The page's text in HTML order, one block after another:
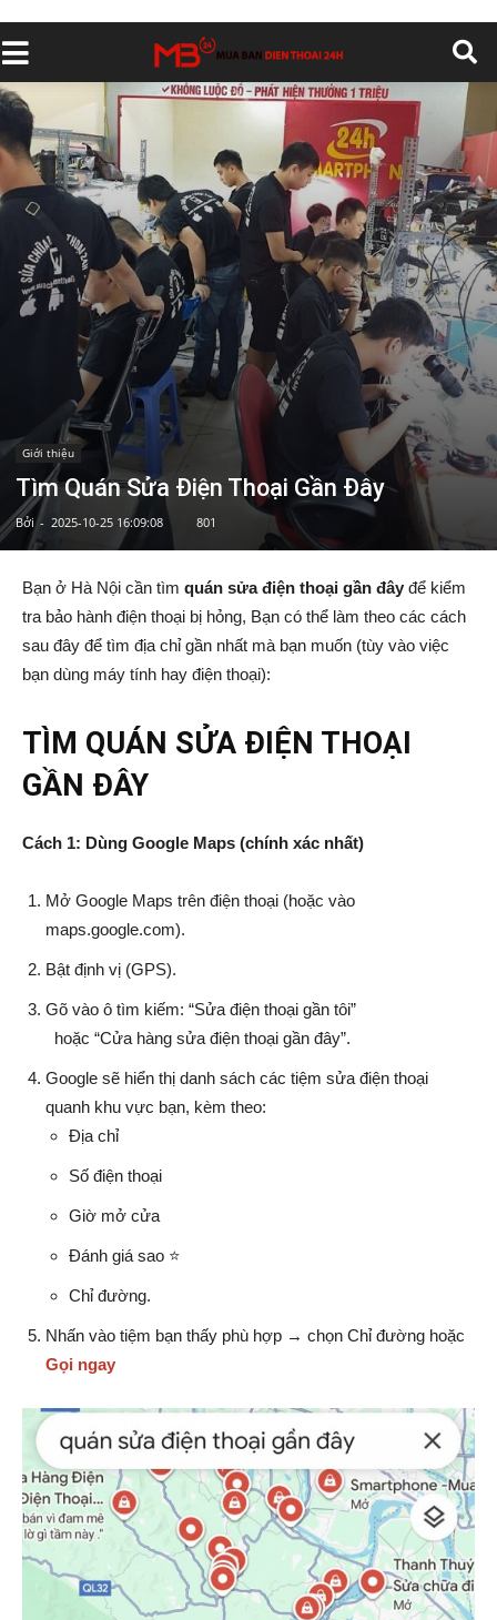
Giới thiệu
Tìm Quán Sửa Điện Thoại Gần Đây
Bởi - 2025-10-25 16:09:08 801
Bạn ở Hà Nội cần tìm quán sửa điện thoại gần đây để kiểm
tra bảo hành điện thoại bị hỏng, Bạn có thể làm theo các cách
sau đây để tìm địa chỉ gần nhất mà bạn muốn (tùy vào việc
bạn dùng máy tính hay điện thoại):
TÌM QUÁN SỬA ĐIỆN THOẠI
GẦN ĐÂY
Cách 1: Dùng Google Maps (chính xác nhất)
Mở Google Maps trên điện thoại (hoặc vào
maps.google.com).
Bật định vị (GPS).
Gõ vào ô tìm kiếm: “Sửa điện thoại gần tôi”
hoặc “Cửa hàng sửa điện thoại gần đây”.
Google sẽ hiển thị danh sách các tiệm sửa điện thoại
quanh khu vực bạn, kèm theo:
Địa chỉ
Số điện thoại
Giờ mở cửa
Đánh giá sao ⭐
Chỉ đường.
Nhấn vào tiệm bạn thấy phù hợp → chọn Chỉ đường hoặc
Gọi ngay